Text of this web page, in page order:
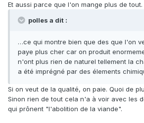
Et aussi parce que l'on mange plus de tout.
polles a dit :
…ce qui montre bien que des que l'on
paye plus cher car on produit
n'ont plus rien de naturel tellement la
a été imprégné par des élements
Si on veut de la qualité, on paie. Quoi de
Sinon rien de tout cela n'a à voir avec les
qui prônent "l'abolition de la viande".